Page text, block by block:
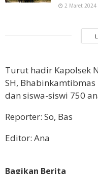
2 Maret 2024
Turut hadir Kapolsek
SH,
dan siswa-siswi 750
Reporter: So, Bas
Editor: Ana
Bagikan Berita